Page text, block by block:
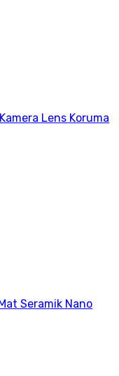
Lens Koruma
Seramik Nano